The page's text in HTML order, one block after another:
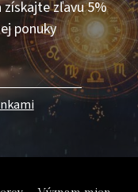
získajte zľavu 5%
ponuky